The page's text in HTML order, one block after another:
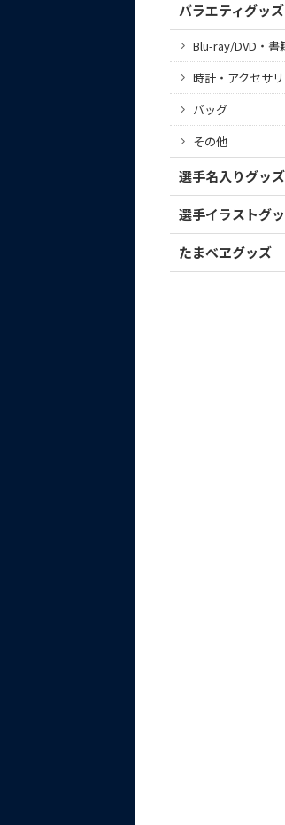
バラエティグッズ
Blu-ray/DVD・書
時計・アクセサ
バッグ
その他
選手名入りグッズ
選手イラストグ
たまべヱグッズ